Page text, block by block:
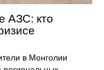
АЗС: кто
в Монголии